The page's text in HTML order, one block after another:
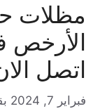
مظلات
اتصل
فبراير 7, 2024